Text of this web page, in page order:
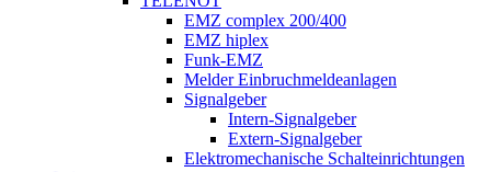
EMZ complex 200/400
EMZ hiplex
Funk-EMZ
Melder Einbruchmeldeanlagen
Signalgeber
Intern-Signalgeber
Extern-Signalgeber
Elektromechanische Schalteinrichtungen